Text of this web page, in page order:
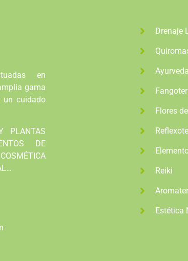
en
gama
un cuidado
PLANTAS
DE
Drenaje
Ayurveda
Flores
Reiki
Estética